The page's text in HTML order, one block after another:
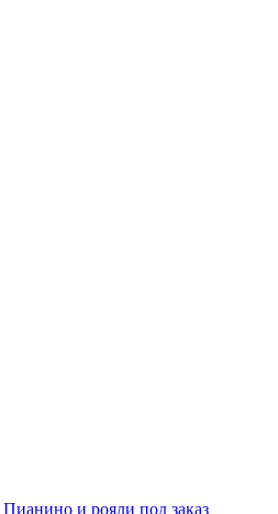
Пианино и рояли под заказ